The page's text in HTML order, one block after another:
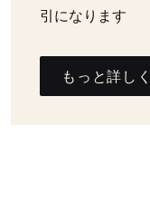
引になります
もっと詳し